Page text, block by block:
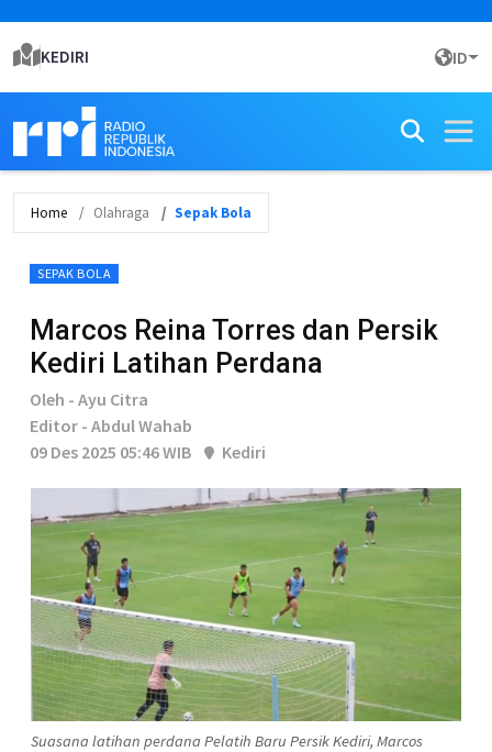
KEDIRI ID
Home Olahraga Sepak Bola
SEPAK BOLA
Marcos Reina Torres dan Persik
Kediri Latihan Perdana
Oleh - Ayu Citra
Editor - Abdul Wahab
09 Des 2025 05:46 WIB
Kediri
Suasana latihan perdana Pelatih Baru Persik Kediri, Marcos